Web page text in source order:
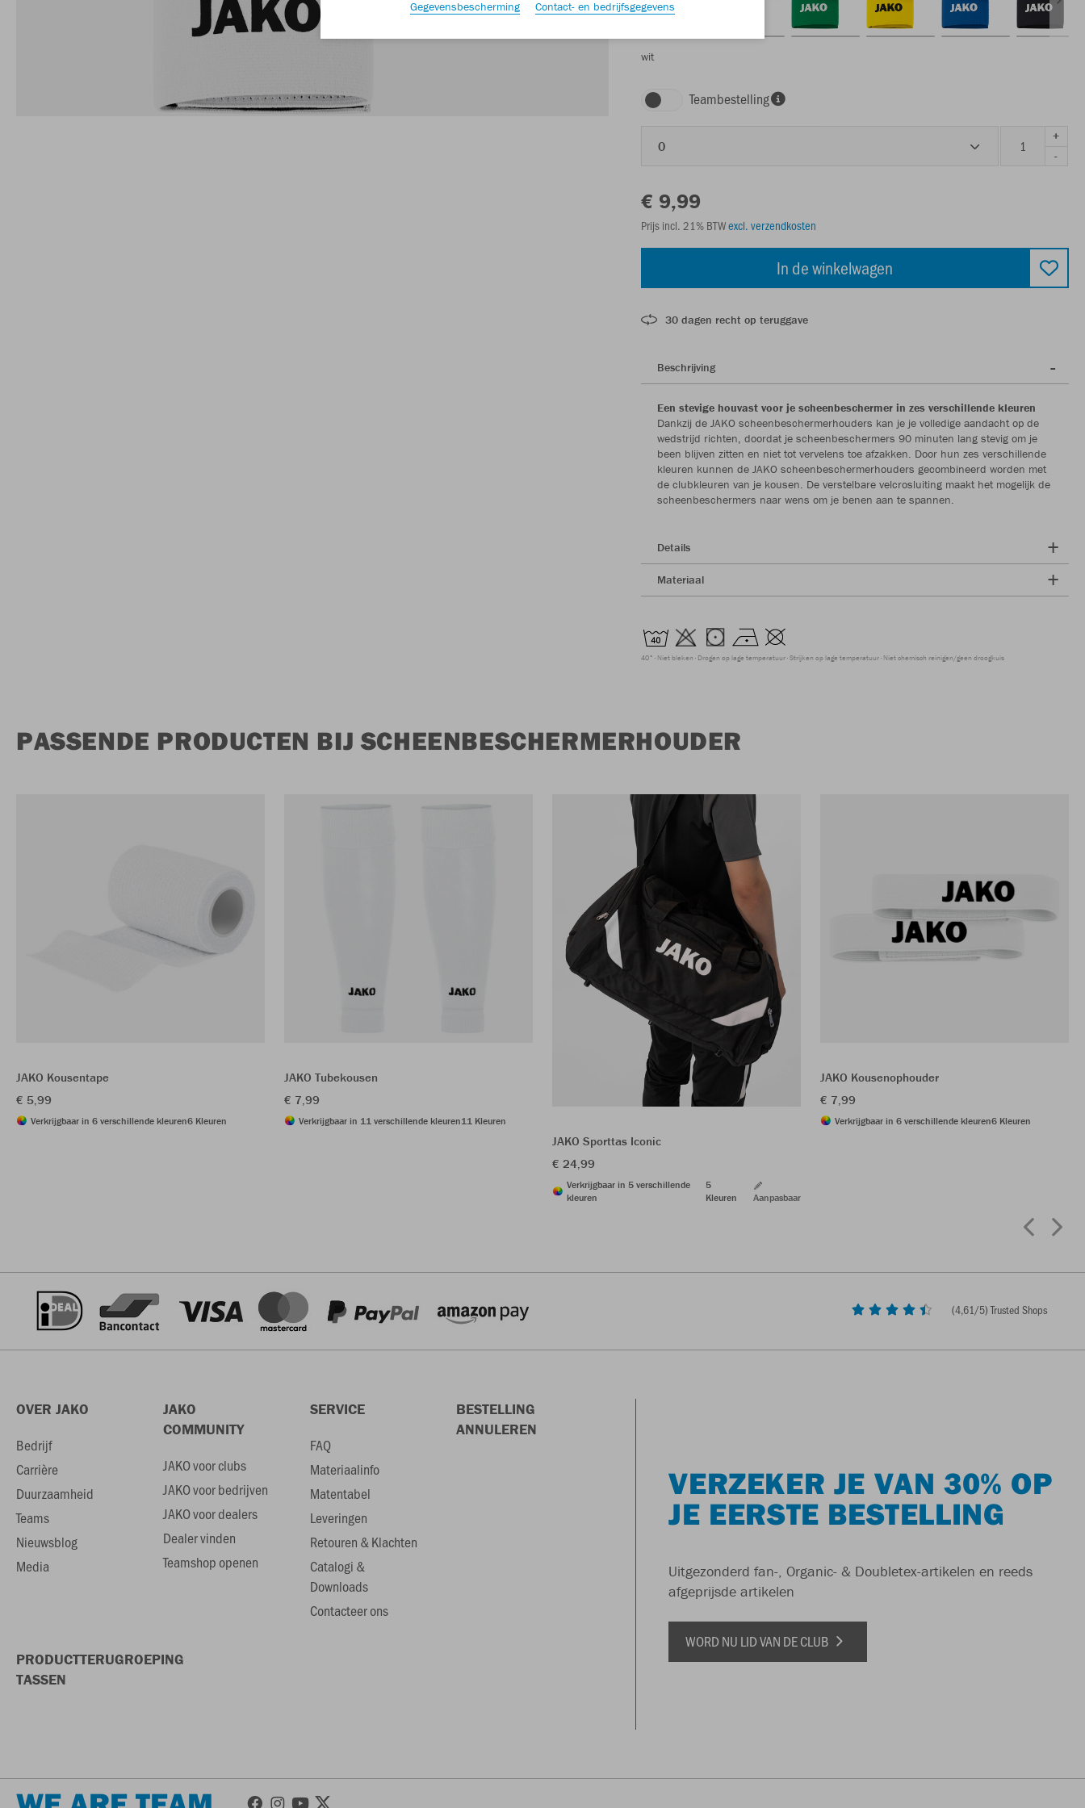
wit
Teambestelling
0
+
-
€ 9,99
Prijs incl. 21% BTWexcl. verzendkosten
In de winkelwagen
30 dagen recht op teruggave
Beschrijving
Een stevige houvast voor je scheenbeschermer in zes verschillende kleuren
Dankzij de JAKO scheenbeschermerhouders kan je je volledige aandacht op de
wedstrijd richten, doordat je scheenbeschermers 90 minuten lang stevig om je
been blijven zitten en niet tot vervelens toe afzakken. Door hun zes verschillende
kleuren kunnen de JAKO scheenbeschermerhouders gecombineerd worden met
de clubkleuren van je kousen. De verstelbare velcrosluiting maakt het mogelijk de
scheenbeschermers naar wens om je benen aan te spannen.
Details
Materiaal
40° Niet bleken Drogen op lage temperatuur Strijken op lage temperatuur Niet chemisch reinigen/geen droogkuis
PASSENDE PRODUCTEN BIJ SCHEENBESCHERMERHOUDER
JAKO Kousentape
€ 5,99
Verkrijgbaar in 6 verschillende kleuren6 Kleuren
JAKO Tubekousen
€ 7,99
Verkrijgbaar in 11 verschillende kleuren11 Kleuren
JAKO Sporttas Iconic
€ 24,99
Verkrijgbaar in 5 verschillende
kleuren
5
Kleuren
Aanpasbaar
JAKO Kousenophouder
€ 7,99
Verkrijgbaar in 6 verschillende kleuren6 Kleuren
(4,61/5) Trusted Shops
OVER JAKO
Bedrijf
Carrière
Duurzaamheid
Teams
Nieuwsblog
Media
JAKO
COMMUNITY
JAKO voor clubs
JAKO voor bedrijven
JAKO voor dealers
Dealer vinden
Teamshop openen
SERVICE
FAQ
Materiaalinfo
Matentabel
Leveringen
Retouren & Klachten
Catalogi &
Downloads
Contacteer ons
BESTELLING
ANNULEREN
PRODUCTTERUGROEPING
TASSEN
VERZEKER JE VAN 30% OP
JE EERSTE BESTELLING
Uitgezonderd fan-, Organic- & Doubletex-artikelen en reeds
afgeprijsde artikelen
WORD NU LID VAN DE CLUB
Gegevensbescherming Contact- en bedrijfsgegevens